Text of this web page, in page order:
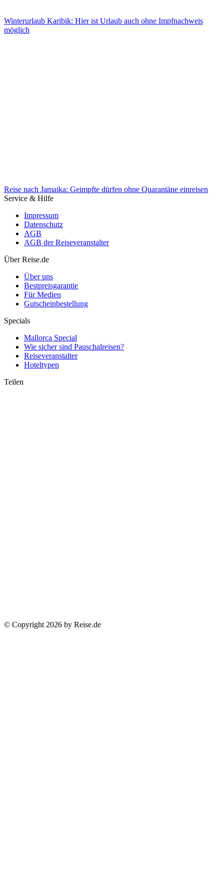
Winterurlaub Karibik: Hier ist Urlaub auch ohne Impfnachweis
möglich
Reise nach Jamaika: Geimpfte dürfen ohne Quarantäne einreisen
Reise nach Jamaika: Geimpfte dürfen ohne Quarantäne einreisen
Service & Hilfe
Impressum
Datenschutz
AGB
AGB der Reiseveranstalter
Über Reise.de
Über uns
Bestpreisgarantie
Für Medien
Gutscheinbestellung
Specials
Mallorca Special
Wie sicher sind Pauschalreisen?
Reiseveranstalter
Hoteltypen
Teilen
© Copyright 2026 by Reise.de